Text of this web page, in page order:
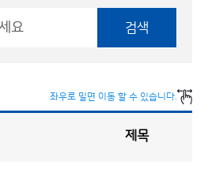
검색
좌우로 밀면 이동 할 수 있습니다.
제목